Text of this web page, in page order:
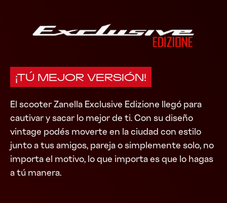
¡TÚ MEJOR VERSIÓN!
El scooter Zanella Exclusive Edizione llegó para
cautivar y sacar lo mejor de ti. Con su diseño
vintage podés moverte en la ciudad con estilo
junto a tus amigos, pareja o simplemente solo, no
importa el motivo, lo que importa es que lo hagas
a tú manera.